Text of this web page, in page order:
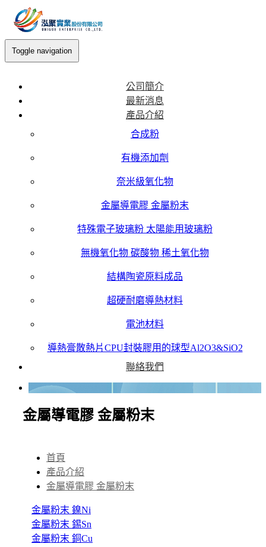
Toggle navigation
公司簡介
最新消息
產品介紹
合成粉
有機添加劑
奈米級氧化物
金屬導電膠 金屬粉末
特殊電子玻璃粉 太陽能用玻璃粉
無機氧化物 碳酸物 稀土氧化物
結構陶瓷原料成品
超硬耐磨導熱材料
電池材料
導熱膏散熱片CPU封裝膠用的球型Al2O3&SiO2
聯絡我們
金屬導電膠 金屬粉末
首頁
產品介紹
金屬導電膠 金屬粉末
金屬粉末 鎳Ni
金屬粉末 錫Sn
金屬粉末 銅Cu